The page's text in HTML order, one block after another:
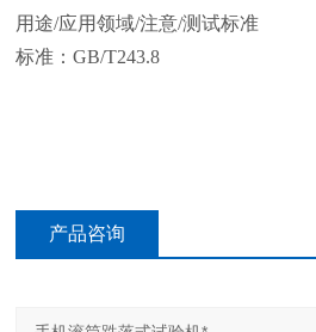
用途/应用领域/注意/测试标准
标准：GB/T243.8
产品咨询